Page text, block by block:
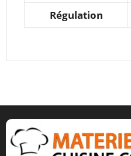
Régulation